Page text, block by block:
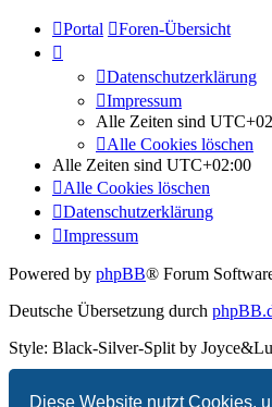
Diese Website nutzt Cookies,
Portal Foren-Übersicht
Datenschutzerklärung
Impressum
Alle Zeiten sind
Alle Cookies löschen
Alle Zeiten sind UTC+02:00
Alle Cookies löschen
Datenschutzerklärung
Impressum
Powered by phpBB® Forum
Deutsche Übersetzung durch
Style: Black-Silver-Split by